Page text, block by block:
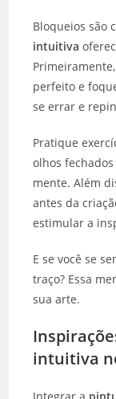
Bloqueios são
intuitiva
perfeito e
se errar e
Pratique
olhos
mente. Além
antes da
estimular a
E se você se
traço? Essa
sua arte.
intuitiva